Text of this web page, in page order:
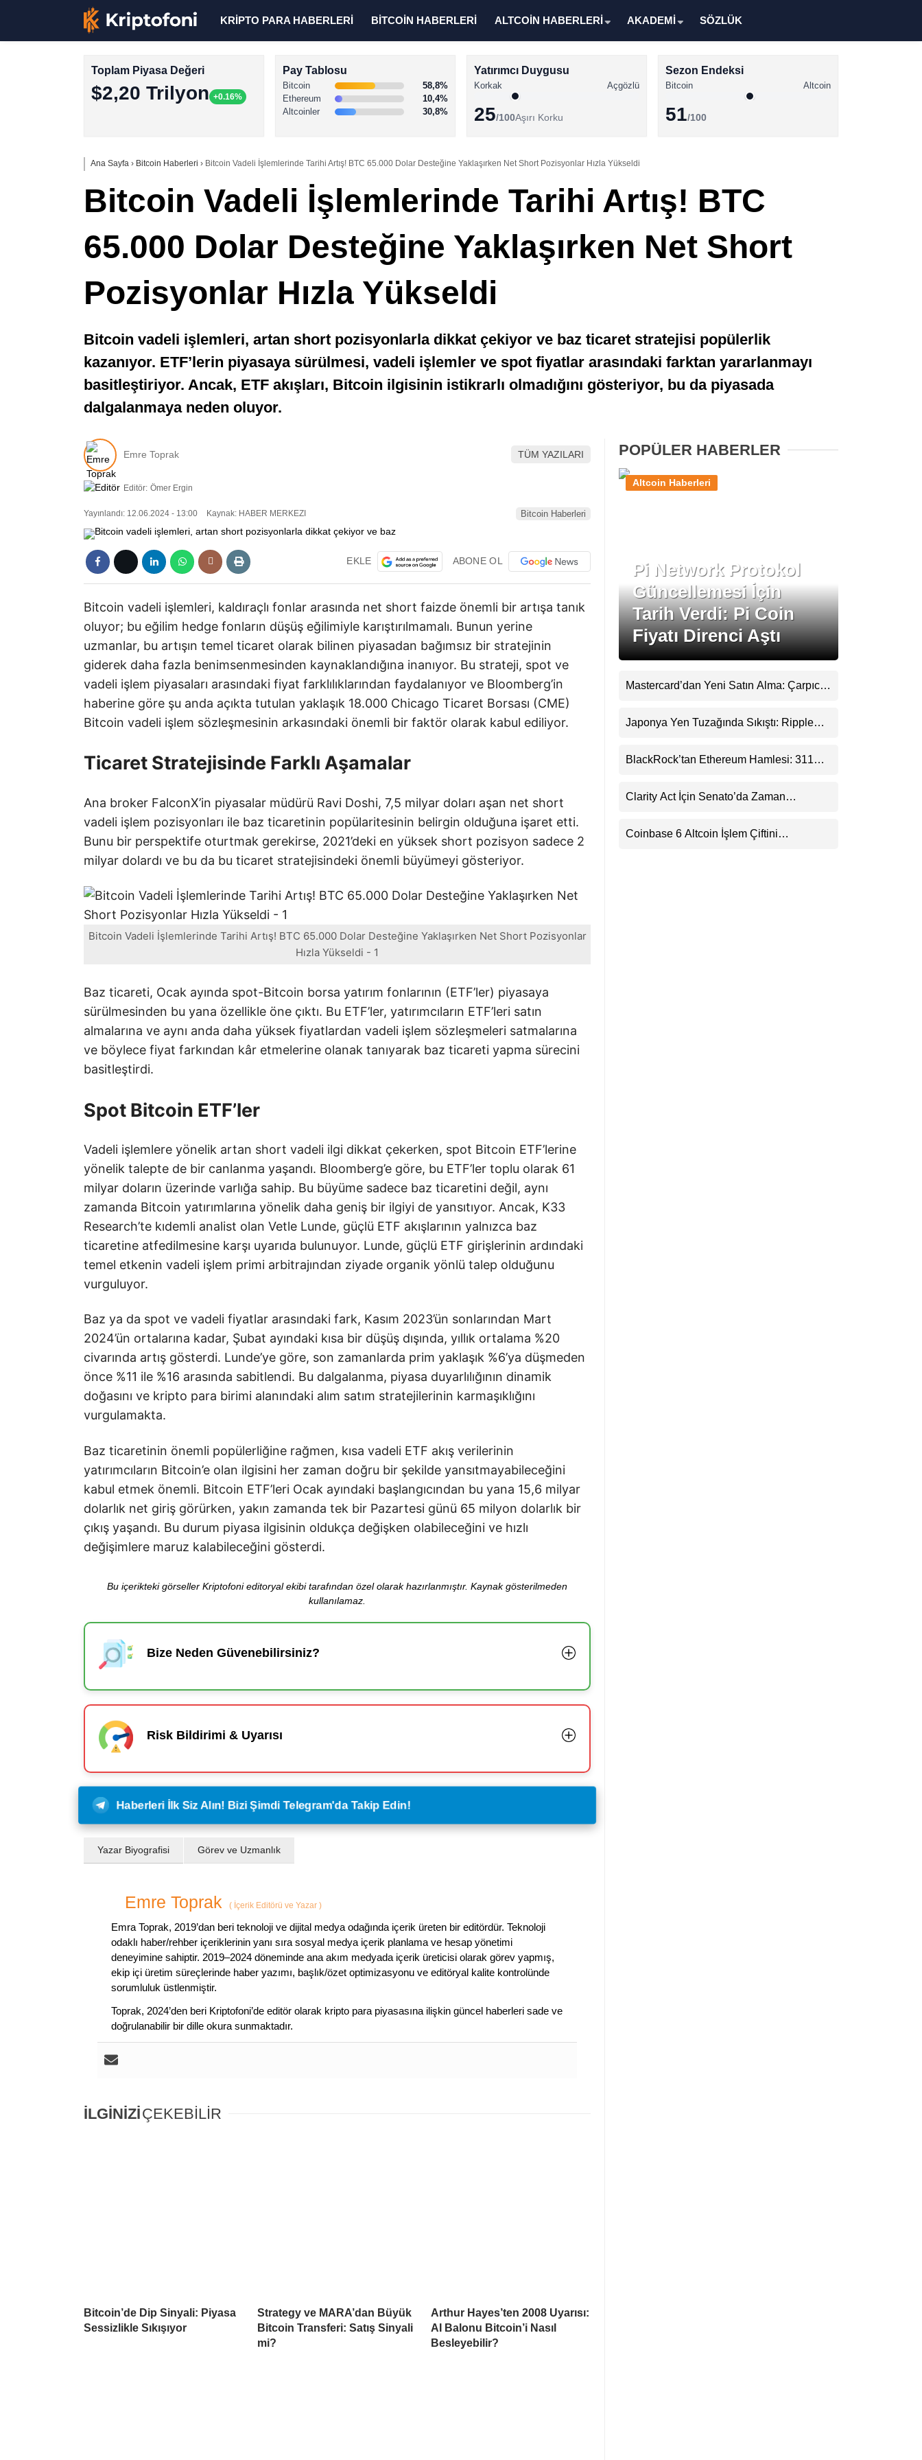
Solana Haberleri
Stablecoin Haberleri
KRİPTO PARA HABERLERİ BİTCOİN HABERLERİ ALTCOİN HABERLERİ AKADEMİ SÖZLÜK
Toplam Piyasa Değeri
$2,20 Trilyon +0.16%
Pay Tablosu
Bitcoin
58,8%
Ethereum
10,4%
Altcoinler
30,8%
Yatırımcı Duygusu
Korkak Açgözlü
25/100Aşırı Korku
Sezon Endeksi
Bitcoin Altcoin
51/100
Ana Sayfa › Bitcoin Haberleri › Bitcoin Vadeli İşlemlerinde Tarihi Artış! BTC 65.000 Dolar Desteğine Yaklaşırken Net Short Pozisyonlar Hızla Yükseldi
Bitcoin Vadeli İşlemlerinde Tarihi Artış! BTC
65.000 Dolar Desteğine Yaklaşırken Net Short
Pozisyonlar Hızla Yükseldi
Bitcoin vadeli işlemleri, artan short pozisyonlarla dikkat çekiyor ve baz ticaret stratejisi popülerlik
kazanıyor. ETF’lerin piyasaya sürülmesi, vadeli işlemler ve spot fiyatlar arasındaki farktan yararlanmayı
basitleştiriyor. Ancak, ETF akışları, Bitcoin ilgisinin istikrarlı olmadığını gösteriyor, bu da piyasada
dalgalanmaya neden oluyor.
Emre Toprak TÜM YAZILARI
Editör: Ömer Ergin
Yayınlandı: 12.06.2024 - 13:00 Kaynak: HABER MERKEZI Bitcoin Haberleri
EKLE ABONE OL
Bitcoin vadeli işlemleri, kaldıraçlı fonlar arasında net short faizde önemli bir artışa tanık
oluyor; bu eğilim hedge fonların düşüş eğilimiyle karıştırılmamalı. Bunun yerine
uzmanlar, bu artışın temel ticaret olarak bilinen piyasadan bağımsız bir stratejinin
giderek daha fazla benimsenmesinden kaynaklandığına inanıyor. Bu strateji, spot ve
vadeli işlem piyasaları arasındaki fiyat farklılıklarından faydalanıyor ve Bloomberg’in
haberine göre şu anda açıkta tutulan yaklaşık 18.000 Chicago Ticaret Borsası (CME)
Bitcoin vadeli işlem sözleşmesinin arkasındaki önemli bir faktör olarak kabul ediliyor.
Ticaret Stratejisinde Farklı Aşamalar
Ana broker FalconX’in piyasalar müdürü Ravi Doshi, 7,5 milyar doları aşan net short
vadeli işlem pozisyonları ile baz ticaretinin popülaritesinin belirgin olduğuna işaret etti.
Bunu bir perspektife oturtmak gerekirse, 2021’deki en yüksek short pozisyon sadece 2
milyar dolardı ve bu da bu ticaret stratejisindeki önemli büyümeyi gösteriyor.
Bitcoin Vadeli İşlemlerinde Tarihi Artış! BTC 65.000 Dolar Desteğine Yaklaşırken Net Short Pozisyonlar
Hızla Yükseldi - 1
Baz ticareti, Ocak ayında spot-Bitcoin borsa yatırım fonlarının (ETF’ler) piyasaya
sürülmesinden bu yana özellikle öne çıktı. Bu ETF’ler, yatırımcıların ETF’leri satın
almalarına ve aynı anda daha yüksek fiyatlardan vadeli işlem sözleşmeleri satmalarına
ve böylece fiyat farkından kâr etmelerine olanak tanıyarak baz ticareti yapma sürecini
basitleştirdi.
Spot Bitcoin ETF’ler
Vadeli işlemlere yönelik artan short vadeli ilgi dikkat çekerken, spot Bitcoin ETF’lerine
yönelik talepte de bir canlanma yaşandı. Bloomberg’e göre, bu ETF’ler toplu olarak 61
milyar doların üzerinde varlığa sahip. Bu büyüme sadece baz ticaretini değil, aynı
zamanda Bitcoin yatırımlarına yönelik daha geniş bir ilgiyi de yansıtıyor. Ancak, K33
Research’te kıdemli analist olan Vetle Lunde, güçlü ETF akışlarının yalnızca baz
ticaretine atfedilmesine karşı uyarıda bulunuyor. Lunde, güçlü ETF girişlerinin ardındaki
temel etkenin vadeli işlem primi arbitrajından ziyade organik yönlü talep olduğunu
vurguluyor.
Baz ya da spot ve vadeli fiyatlar arasındaki fark, Kasım 2023’ün sonlarından Mart
2024’ün ortalarına kadar, Şubat ayındaki kısa bir düşüş dışında, yıllık ortalama %20
civarında artış gösterdi. Lunde’ye göre, son zamanlarda prim yaklaşık %6’ya düşmeden
önce %11 ile %16 arasında sabitlendi. Bu dalgalanma, piyasa duyarlılığının dinamik
doğasını ve kripto para birimi alanındaki alım satım stratejilerinin karmaşıklığını
vurgulamakta.
Baz ticaretinin önemli popülerliğine rağmen, kısa vadeli ETF akış verilerinin
yatırımcıların Bitcoin’e olan ilgisini her zaman doğru bir şekilde yansıtmayabileceğini
kabul etmek önemli. Bitcoin ETF’leri Ocak ayındaki başlangıcından bu yana 15,6 milyar
dolarlık net giriş görürken, yakın zamanda tek bir Pazartesi günü 65 milyon dolarlık bir
çıkış yaşandı. Bu durum piyasa ilgisinin oldukça değişken olabileceğini ve hızlı
değişimlere maruz kalabileceğini gösterdi.
Bu içerikteki görseller Kriptofoni editoryal ekibi tarafından özel olarak hazırlanmıştır. Kaynak gösterilmeden
kullanılamaz.
Bize Neden Güvenebilirsiniz?
Risk Bildirimi & Uyarısı
Haberleri İlk Siz Alın! Bizi Şimdi Telegram'da Takip Edin!
Yazar Biyografisi Görev ve Uzmanlık
Emre Toprak ( İçerik Editörü ve Yazar )
Emra Toprak, 2019’dan beri teknoloji ve dijital medya odağında içerik üreten bir editördür. Teknoloji
odaklı haber/rehber içeriklerinin yanı sıra sosyal medya içerik planlama ve hesap yönetimi
deneyimine sahiptir. 2019–2024 döneminde ana akım medyada içerik üreticisi olarak görev yapmış,
ekip içi üretim süreçlerinde haber yazımı, başlık/özet optimizasyonu ve editöryal kalite kontrolünde
sorumluluk üstlenmiştir.
Toprak, 2024’den beri Kriptofoni’de editör olarak kripto para piyasasına ilişkin güncel haberleri sade ve
doğrulanabilir bir dille okura sunmaktadır.
İLGİNİZİÇEKEBİLİR
Bitcoin’de Dip Sinyali: Piyasa
Sessizlikle Sıkışıyor
Strategy ve MARA’dan Büyük
Bitcoin Transferi: Satış Sinyali
mi?
Arthur Hayes’ten 2008 Uyarısı:
AI Balonu Bitcoin’i Nasıl
Besleyebilir?
POPÜLER HABERLER
Pi Network Protokol
Güncellemesi İçin
Tarih Verdi: Pi Coin
Fiyatı Direnci Aştı
Altcoin Haberleri
Mastercard’dan Yeni Satın Alma: Çarpıcı
Japonya Yen Tuzağında Sıkıştı: Ripple
BlackRock’tan Ethereum Hamlesi: 311
Clarity Act İçin Senato’da Zaman
Coinbase 6 Altcoin İşlem Çiftini